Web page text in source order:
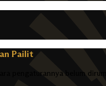
Pailit
pengaturannya belum